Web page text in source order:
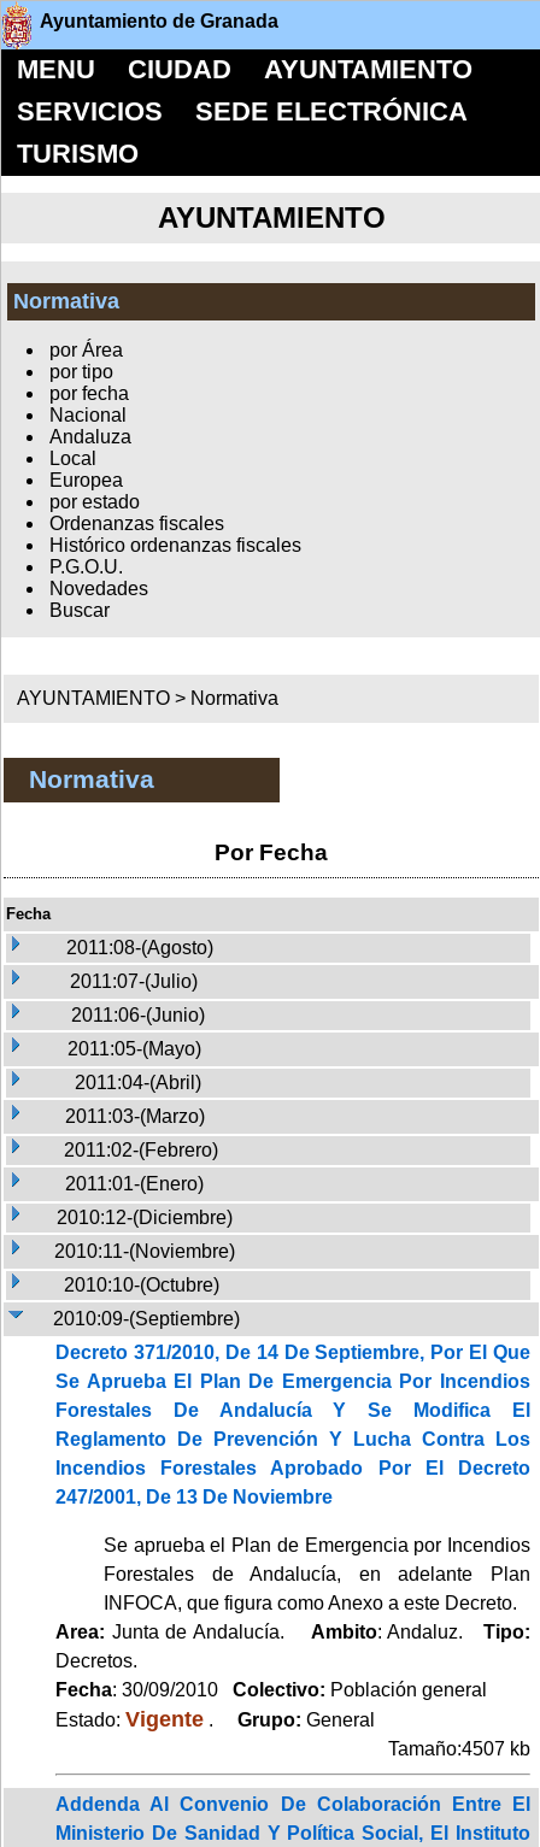
Ayuntamiento de Granada
MENU CIUDAD
AYUNTAMIENTO
SERVICIOS
SEDE ELECTRÓNICA
TURISMO
AYUNTAMIENTO
Normativa
por Área
por tipo
por fecha
Nacional
Andaluza
Local
Europea
por estado
Ordenanzas fiscales
Histórico ordenanzas fiscales
P.G.O.U.
Novedades
Buscar
AYUNTAMIENTO > Normativa
Normativa
Por Fecha
Fecha
2011:08-(Agosto)
2011:07-(Julio)
2011:06-(Junio)
2011:05-(Mayo)
2011:04-(Abril)
2011:03-(Marzo)
2011:02-(Febrero)
2011:01-(Enero)
2010:12-(Diciembre)
2010:11-(Noviembre)
2010:10-(Octubre)
2010:09-(Septiembre)
Decreto 371/2010, De 14 De Septiembre, Por El Que
Se Aprueba El Plan De Emergencia Por Incendios
Forestales De Andalucía Y Se Modifica El
Reglamento De Prevención Y Lucha Contra Los
Incendios Forestales Aprobado Por El Decreto
247/2001, De 13 De Noviembre
Se aprueba el Plan de Emergencia por Incendios
Forestales de Andalucía, en adelante Plan
INFOCA, que figura como Anexo a este Decreto.
Area: Junta de Andalucía. Ambito: Andaluz.Tipo:
Decretos.
Fecha: 30/09/2010 Colectivo: Población general
Estado: Vigente . Grupo: General
Tamaño:4507 kb
Addenda Al Convenio De Colaboración Entre El
Ministerio De Sanidad Y Política Social, El Instituto